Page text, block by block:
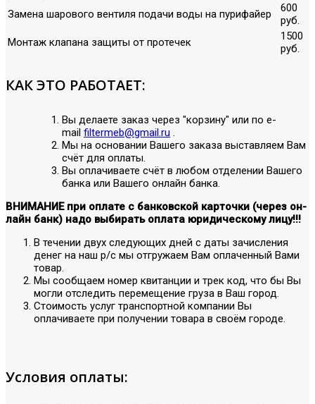
Замена шарового вентиля подачи воды на пурифайер
600
руб.
Монтаж клапана защиты от протечек
1500
руб.
КАК ЭТО РАБОТАЕТ:
Вы делаете заказ через "корзину" или по е-
mail filtermeb@gmail.ru .
Мы на основании Вашего заказа выставляем Вам
счёт для оплаты.
Вы оплачиваете счёт в любом отделении Вашего
банка или Вашего онлайн банка.
ВНИМАНИЕ при оплате с банковской карточки (через он-
лайн банк) надо выбирать оплата юридическому лицу!!!
В течении двух следующих дней с даты зачисления
денег на наш р/с мы отгружаем Вам оплаченный Вами
товар.
Мы сообщаем номер квитанции и трек код, что бы Вы
могли отследить перемещение груза в Ваш город.
Стоимость услуг транспортной компании Вы
оплачиваете при получении товара в своём городе.
Условия оплаты: